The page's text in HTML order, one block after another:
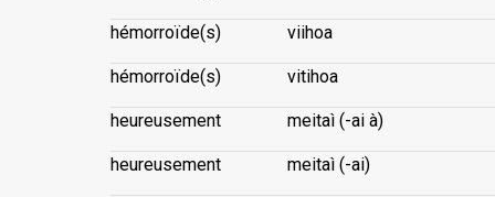
hémorroïde(s) viihoa
hémorroïde(s) vitihoa
heureusement meitaì (-ai à)
heureusement meitaì (-ai)